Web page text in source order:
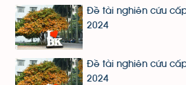
Đề tài nghiên cứu
2024
Đề tài nghiên cứu
2024